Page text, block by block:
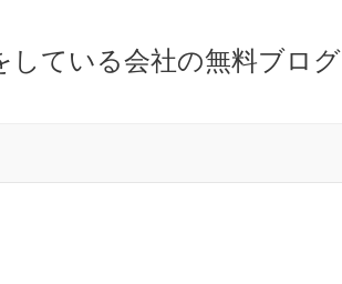
している会社の無料ブログ